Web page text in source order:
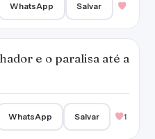
WhatsApp Salvar
e o paralisa até a
WhatsApp Salvar 1